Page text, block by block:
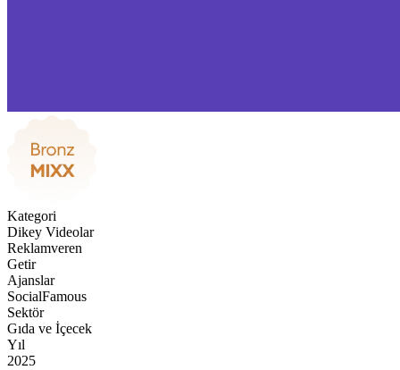
Kategori
Dikey Videolar
Reklamveren
Getir
Ajanslar
SocialFamous
Sektör
Gıda ve İçecek
Yıl
2025